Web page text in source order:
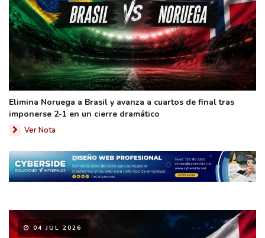
Elimina Noruega a Brasil y avanza a cuartos de final tras
imponerse 2-1 en un cierre dramático
Ver Nota
04 JUL 2026